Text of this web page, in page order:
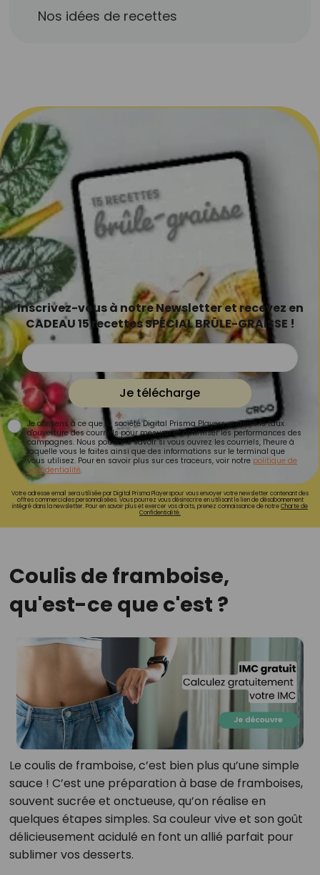
Nos idées de recettes
Inscrivez-vous à notre Newsletter et recevez en
CADEAU 15 recettes SPÉCIAL BRÛLE-GRAISSE !
Je télécharge
Je consens à ce que la société Digital Prisma Players analyse le taux
d'ouverture des courriels pour mesurer et optimiser les performances des
campagnes. Nous pourrons savoir si vous ouvrez les courriels, l'heure à
laquelle vous le faites ainsi que des informations sur le terminal que
vous utilisez. Pour en savoir plus sur ces traceurs, voir notre politique de
confidentialité.
Votre adresse email sera utilisée par Digital Prisma Playerspour vous envoyer votre newsletter contenant des
offres commerciales personnalisées. Vous pourrez vous désinscrire en utilisant le lien de désabonnement
intégré dans la newsletter. Pour en savoir plus et exercer vos droits, prenez connaissance de notreCharte de
Confidentialité.
Coulis de framboise,
qu'est-ce que c'est ?
Le coulis de framboise, c’est bien plus qu’une simple
sauce ! C’est une préparation à base de framboises,
souvent sucrée et onctueuse, qu’on réalise en
quelques étapes simples. Sa couleur vive et son goût
délicieusement acidulé en font un allié parfait pour
sublimer vos desserts.